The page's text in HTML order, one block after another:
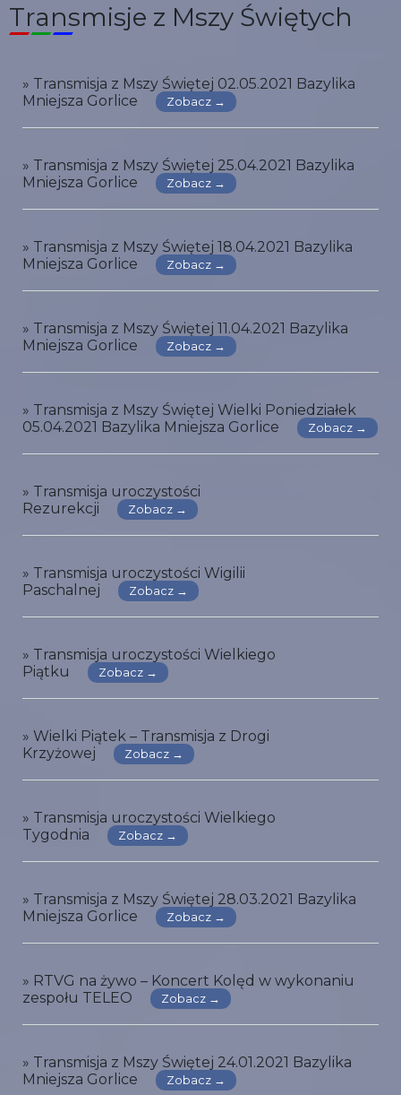
Transmisje z Mszy Świętych
» Transmisja z Mszy Świętej 02.05.2021 Bazylika
Mniejsza Gorlice
Zobacz →
» Transmisja z Mszy Świętej 25.04.2021 Bazylika
Mniejsza Gorlice
Zobacz →
» Transmisja z Mszy Świętej 18.04.2021 Bazylika
Mniejsza Gorlice
Zobacz →
» Transmisja z Mszy Świętej 11.04.2021 Bazylika
Mniejsza Gorlice
Zobacz →
» Transmisja z Mszy Świętej Wielki Poniedziałek
05.04.2021 Bazylika Mniejsza Gorlice
Zobacz →
» Transmisja uroczystości
Rezurekcji
Zobacz →
» Transmisja uroczystości Wigilii
Paschalnej
Zobacz →
» Transmisja uroczystości Wielkiego
Piątku
Zobacz →
» Wielki Piątek – Transmisja z Drogi
Krzyżowej
Zobacz →
» Transmisja uroczystości Wielkiego
Tygodnia
Zobacz →
» Transmisja z Mszy Świętej 28.03.2021 Bazylika
Mniejsza Gorlice
Zobacz →
» RTVG na żywo – Koncert Kolęd w wykonaniu
zespołu TELEO
Zobacz →
» Transmisja z Mszy Świętej 24.01.2021 Bazylika
Mniejsza Gorlice
Zobacz →